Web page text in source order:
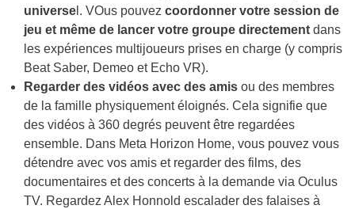
universe l. VOus pouvezcoordonner votre session de
jeu et même de lancer votre groupe directement dans
les expériences multijoueurs prises en charge (y compris
Beat Saber, Demeo et Echo VR).
Regarder des vidéos avec des amis ou des membres
de la famille physiquement éloignés. Cela signifie que
des vidéos à 360 degrés peuvent être regardées
ensemble. Dans Meta Horizon Home, vous pouvez vous
détendre avec vos amis et regarder des films, des
documentaires et des concerts à la demande via Oculus
TV. Regardez Alex Honnold escalader des falaises à